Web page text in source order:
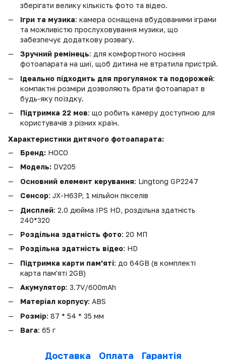
зберігати велику кількість фото та відео.
Ігри та музика: камера оснащена вбудованими іграми
та можливістю прослуховування музики, що
забезпечує додаткову розвагу.
Зручний ремінець: для комфортного носіння
фотоапарата на шиї, щоб дитина не втратила пристрій.
Ідеально підходить для прогулянок та подорожей:
компактні розміри дозволяють брати фотоапарат в
будь-яку поїздку.
Підтримка 22 мов: що робить камеру доступною для
користувачів з різних країн.
Характеристики дитячого фотоапарата:
Бренд: HOCO
Модель: DV205
Основний елемент керування: Lingtong GP2247
Сенсор: JX-H63P, 1 мільйон пікселів
Дисплей: 2.0 дюйма IPS HD, роздільна здатність
240*320
Роздільна здатність фото: 20 МП
Роздільна здатність відео: HD
Підтримка карти пам'яті: до 64GB (в комплекті
карта пам'яті 2GB)
Акумулятор: 3.7V/600mAh
Матеріал корпусу: ABS
Розмір: 87 * 54 * 35 мм
Вага: 65 г
Доставка Оплата Гарантія